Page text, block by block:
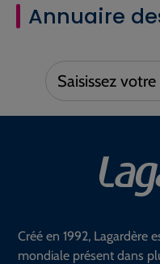
Annuaire
Saisissez
votre
Créé en 1992, Lagardère
mondiale présent dans